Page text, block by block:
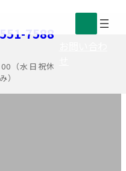
7588
（水日祝休
み）
イ
ン
ン
イ
ン